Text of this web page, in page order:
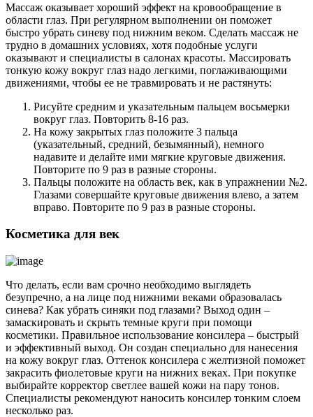
Массаж оказывает хороший эффект на кровообращение в
области глаз. При регулярном выполнении он поможет
быстро убрать синеву под нижним веком. Сделать массаж не
трудно в домашних условиях, хотя подобные услуги
оказывают и специалисты в салонах красоты. Массировать
тонкую кожу вокруг глаз надо легкими, поглаживающими
движениями, чтобы ее не травмировать и не растянуть:
Рисуйте средним и указательным пальцем восьмерки
вокруг глаз. Повторить 8-16 раз.
На кожу закрытых глаз положите 3 пальца
(указательный, средний, безымянный), немного
надавите и делайте ими мягкие круговые движения.
Повторите по 9 раз в разные стороны.
Пальцы положите на область век, как в упражнении №2.
Глазами совершайте круговые движения влево, а затем
вправо. Повторите по 9 раз в разные стороны.
Косметика для век
Что делать, если вам срочно необходимо выглядеть
безупречно, а на лице под нижними веками образовалась
синева? Как убрать синяки под глазами? Выход один –
замаскировать и скрыть темные круги при помощи
косметики. Правильное использование консилера – быстрый
и эффективный выход. Он создан специально для нанесения
на кожу вокруг глаз. Оттенок консилера с желтизной поможет
закрасить фиолетовые круги на нижних веках. При покупке
выбирайте корректор светлее вашей кожи на пару тонов.
Специалисты рекомендуют наносить консилер тонким слоем
несколько раз.